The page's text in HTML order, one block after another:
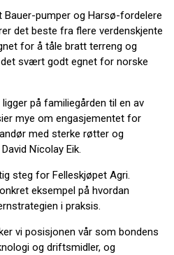
pumper og Harsø-fordelere
det beste fra flere verdenskjente
for å tåle bratt terreng og
svært godt egnet for norske
på familiegården til en av
mye om engasjementet for
med sterke røtter og
Nïcolay Eik.
steg for Felleskjøpet Agri.
eksempel på hvordan
i praksis.
vi posisjonen vår som bondens
og driftsmidler, og